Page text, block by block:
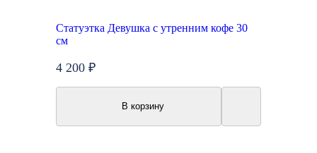
Статуэтка Девушка с утренним кофе 30
см
4 200 ₽
В корзину